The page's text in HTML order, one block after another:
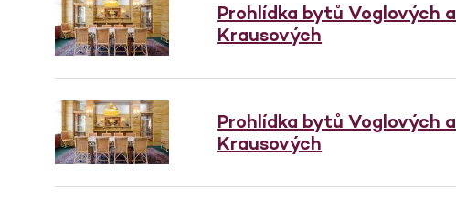
Prohlídka bytů Voglových a
Krausových
Prohlídka bytů Voglových a
Krausových